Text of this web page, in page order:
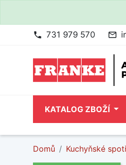
phone 731 979 570 mail_outline
KATALOG ZBOŽÍ
Domů Kuchyňské